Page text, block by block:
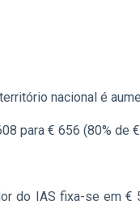
nacional é
para € 656 (80% de
do IAS fixa-se em